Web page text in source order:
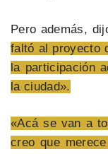
Pero además,
faltó al proyecto
la participación
la ciudad».
«Acá se van a
creo que